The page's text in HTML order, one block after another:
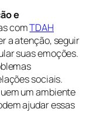
e
comTDAH
a atenção, seguir
suas emoções.
sociais.
um ambiente
ajudar essas